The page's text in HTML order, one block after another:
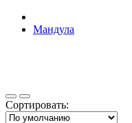
Мандула
Сортировать: